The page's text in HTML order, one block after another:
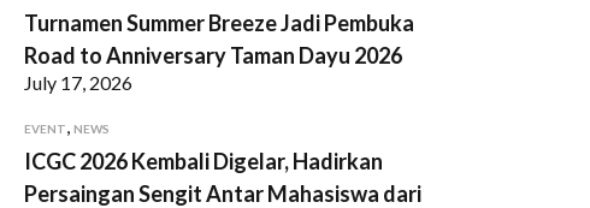
Turnamen Summer Breeze Jadi Pembuka
Road to Anniversary Taman Dayu 2026
July 17, 2026
EVENT, NEWS
ICGC 2026 Kembali Digelar, Hadirkan
Persaingan Sengit Antar Mahasiswa dari